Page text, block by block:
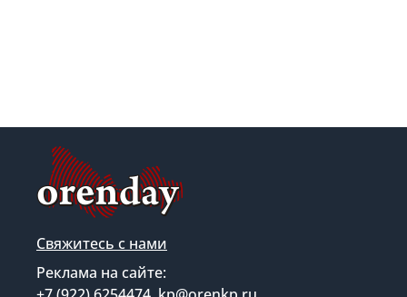
Свяжитесь с нами